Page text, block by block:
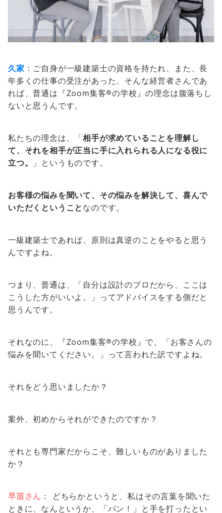
久家 ：ご自身が一級建築士の資格を持たれ、また、長
年多くの仕事の受注があった、そんな経営者さんであ
れば、普通は『Zoom集客®︎の学校』の理念は腹落ちし
ないと思うんです。
私たちの理念は、「相手が求めていることを理解し
て、それを相手が正当に手に入れられる人になる役に
立つ。
」というものです。
お客様の悩みを聞いて、その悩みを解決して、喜んで
いただくということ なのです。
一級建築士であれば、原則は真逆のことをやると思う
んですよね。
つまり、普通は、「自分は設計のプロだから、ここは
こうした方がいいよ。」ってアドバイスをする側だと
思うんです。
​​それなのに、『Zoom集客®︎の学校』で、「お客さんの
悩みを聞いてください。」って言われた訳ですよね。
それをどう思いましたか？
案外、初めからそれができたのですか？
それとも専門家だからこそ、難しいものがありました
か？
早苗さん ： どちらかというと、私はその言葉を聞いた
ときに、なんというか、「パン！」と手を打ったとい